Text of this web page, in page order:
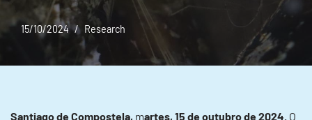
15/10/2024 Research
Santiago de Compostela, martes, 15 de outubro de 2024. O